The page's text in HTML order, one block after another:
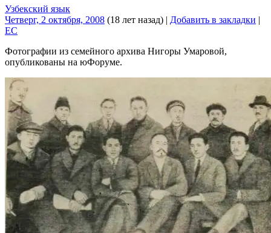
Узбекский язык
Четверг, 2 октября, 2008 (18 лет назад) | Добавить в закладки |
EC
Фотографии из семейного архива Нигоры Умаровой,
опубликованы на юФоруме.